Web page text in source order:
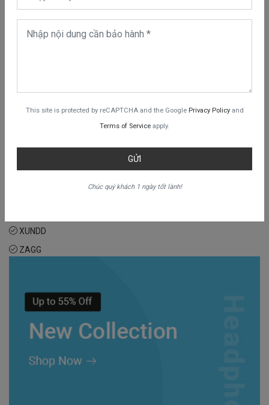
This site is protected by reCAPTCHA and the Google Privacy Policyand
Terms of Service apply.
GỬI
Chúc quý khách 1 ngày tốt lành!
Nillkin
XUNDD
ZAGG